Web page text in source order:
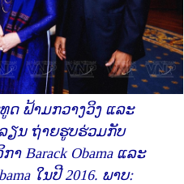
ດ ຟ້າມກວາງວິງ ແລະ
ຽນ ຖ່າຍຮູບຮ່ວມກັບ
Barack Obama ແລະ
ໃນປີ 2016. ພາບ: